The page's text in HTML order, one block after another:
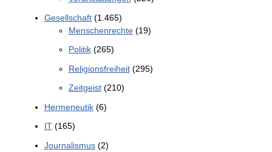
Gesellschaft(1.465)
Menschenrechte(19)
Politik(265)
Religionsfreiheit(295)
Zeitgeist(210)
Hermeneutik(6)
IT(165)
Journalismus(2)